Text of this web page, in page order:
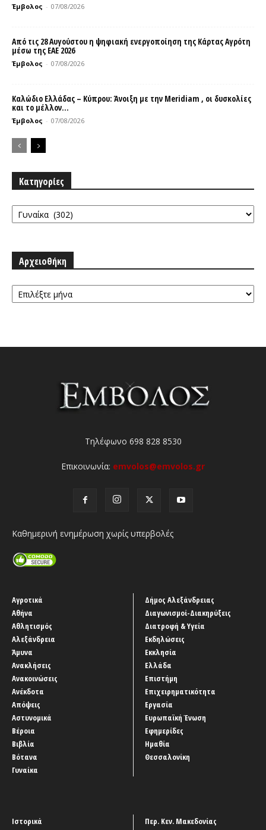
Έμβολος - 07/08/2026
Από τις 28 Αυγούστου η ψηφιακή ενεργοποίηση της Κάρτας Αγρότη
μέσω της ΕΑΕ 2026
Έμβολος - 07/08/2026
Καλώδιο Ελλάδας – Κύπρου: Άνοιξη με την Meridiam , οι δυσκολίες
και το μέλλον...
Έμβολος - 07/08/2026
Κατηγορίες
Κατηγορίες
Αρχειοθήκη
Αρχειοθήκη
Τηλέφωνο 698 828 8530
Επικοινωνία: emvolos@emvolos.gr
Καθημερινή ενημέρωση χωρίς υπερβολές
Αγροτικά
Αθήνα
Αθλητισμός
Αλεξάνδρεια
Άμυνα
Ανακλήσεις
Ανακοινώσεις
Ανέκδοτα
Απόψεις
Αστυνομικά
Βέροια
Βιβλία
Βότανα
Γυναίκα
Δήμος Αλεξάνδρειας
Διαγωνισμοί-Διακηρύξεις
Διατροφή & Υγεία
Εκδηλώσεις
Εκκλησία
Ελλάδα
Επιστήμη
Επιχειρηματικότητα
Εργασία
Ευρωπαϊκή Ένωση
Εφημερίδες
Ημαθία
Θεσσαλονίκη
Ιστορικά
Περ. Κεν. Μακεδονίας